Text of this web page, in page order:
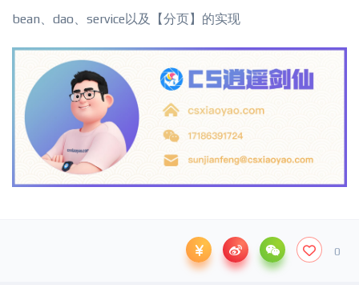
bean、dao、service以及【分页】的实现
0